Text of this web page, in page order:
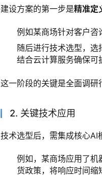
建设方案的第一步是精准定
例如某商场针对客户咨
随后进行技术选型，
结合云计算服务确保可
这一阶段的关键是全面调研
2. 关键技术应用
技术选型后，需集成核心AI
例如，某商场应用了机
货政策，将响应时间缩